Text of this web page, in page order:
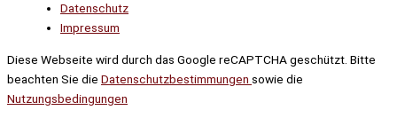
Datenschutz
Impressum
Diese Webseite wird durch das Google reCAPTCHA geschützt. Bitte
beachten Sie die Datenschutzbestimmungen sowie die
Nutzungsbedingungen